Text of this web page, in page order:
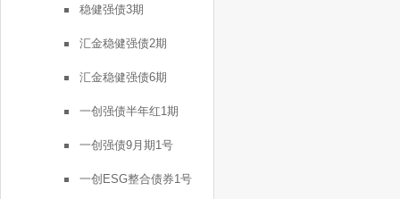
稳健强债3期
汇金稳健强债2期
汇金稳健强债6期
一创强债半年红1期
一创强债9月期1号
一创ESG整合债券1号